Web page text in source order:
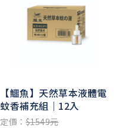
【鱷魚】天然草本液體電
蚊香補充組｜12入
定價：$1549元